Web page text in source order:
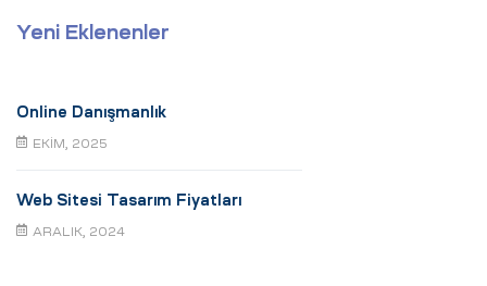
Yeni Eklenenler
Online Danışmanlık
EKIM, 2025
Web Sitesi Tasarım Fiyatları
ARALIK, 2024